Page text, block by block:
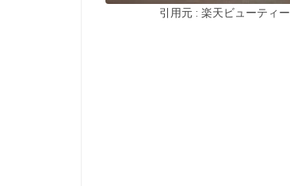
引用元 : 楽天ビューティー